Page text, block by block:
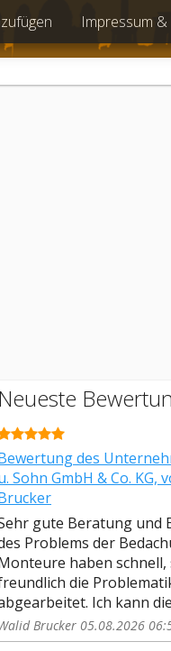
Impressum
Neueste
des
Sohn GmbH & Co. KG,
gute Beratung und
Problems der
haben schnell,
die
Ich kann
Brucker 05.08.2026